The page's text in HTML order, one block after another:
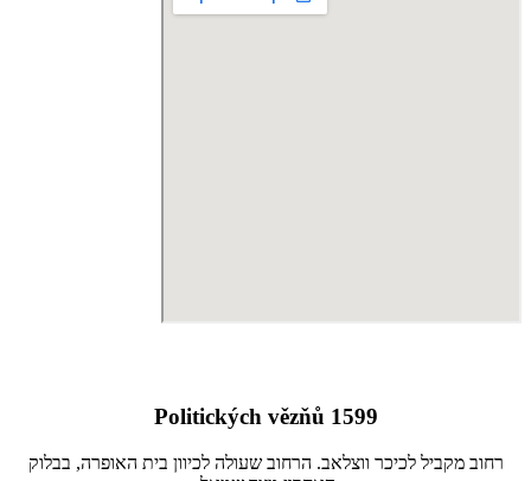
Politických vězňů 1599
רחוב מקביל לכיכר ווצלאב. הרחוב שעולה לכיוון בית האופרה, בבלוק